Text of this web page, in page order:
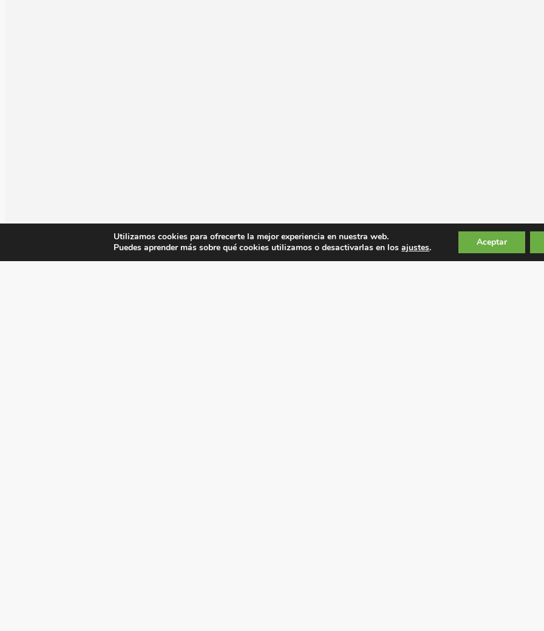
Utilizamos cookies para ofrecerte la mejor experiencia en nuestra web.
Puedes aprender más sobre qué cookies utilizamos o desactivarlas en losajustes. Aceptar